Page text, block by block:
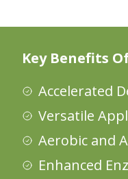
Key Benefits
Accelerated Decomposition​​​​‌
Versatile Application​​​​‌
Aerobic and Anaerobic Activity​​​​‌
Enhanced Enzyme Production​​​​‌